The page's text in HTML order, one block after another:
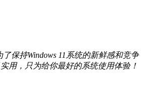
保持Windows 11系统的新鲜感和竞争
用，只为给你最好的系统使用体验！